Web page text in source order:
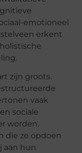
emotioneel
erkent
zijn groots.
vaak
sociale
worden.
die ze opdoen
aan hun